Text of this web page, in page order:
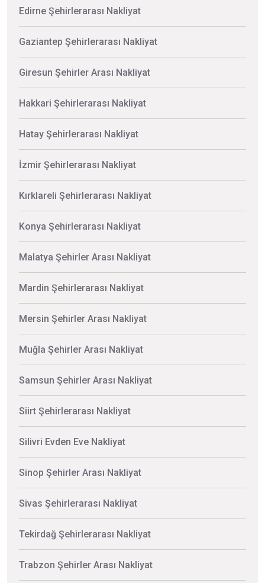
Edirne Şehirlerarası Nakliyat
Gaziantep Şehirlerarası Nakliyat
Giresun Şehirler Arası Nakliyat
Hakkari Şehirlerarası Nakliyat
Hatay Şehirlerarası Nakliyat
İzmir Şehirlerarası Nakliyat
Kırklareli Şehirlerarası Nakliyat
Konya Şehirlerarası Nakliyat
Malatya Şehirler Arası Nakliyat
Mardin Şehirlerarası Nakliyat
Mersin Şehirler Arası Nakliyat
Muğla Şehirler Arası Nakliyat
Samsun Şehirler Arası Nakliyat
Siirt Şehirlerarası Nakliyat
Silivri Evden Eve Nakliyat
Sinop Şehirler Arası Nakliyat
Sivas Şehirlerarası Nakliyat
Tekirdağ Şehirlerarası Nakliyat
Trabzon Şehirler Arası Nakliyat